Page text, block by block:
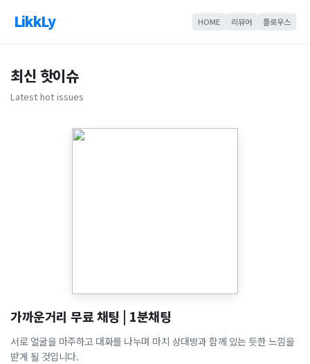
LikkLy HOME 리뷰어 플로우스
최신 핫이슈
Latest hot issues
가까운거리 무료 채팅 | 1분채팅
서로 얼굴을 마주하고 대화를 나누며 마치 상대방과 함께 있는 듯한 느낌을
받게 될 것입니다.